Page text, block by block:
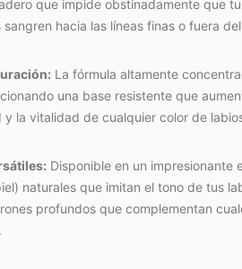
que impide obstinadamente que
hacia las líneas finas o fuera
La fórmula altamente
una base resistente que
y la vitalidad de cualquier color de
Disponible en un impresionante
naturales que imitan el tono de tus
profundos que complementan